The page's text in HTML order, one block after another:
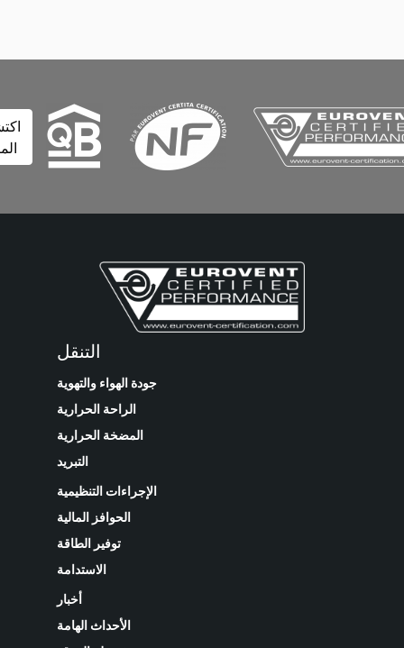
اكتشف
المزيد
التنقل
جودة الهواء والتهوية
الراحة الحرارية
المضخة الحرارية
الإجراءات التنظيمية
الحوافز المالية
توفير الطاقة
الاستدامة
الأحداث الهامة